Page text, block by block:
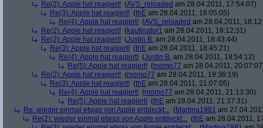
Re(2): Apple hat reagiert! (AVS_reloaded am 28.04.2011, 17:54:07)
Re(3): Apple hat reagiert! (thE am 28.04.2011, 18:05:05)
Re(4): Apple hat reagiert! (AVS_reloaded am 28.04.2011,
Re(2): Apple hat reagiert! (kaufinator1 am 28.04.2011, 18:12:31)
Re(2): Apple hat reagiert! (Justin B. am 28.04.2011, 18:43:44)
Re(3): Apple hat reagiert! (thE am 28.04.2011, 18:45:21)
Re(4): Apple hat reagiert! (Justin B. am 28.04.2011, 18:54:12)
Re(5): Apple hat reagiert! (momo77 am 28.04.2011,
Re(2): Apple hat reagiert! (momo77 am 28.04.2011, 19:36:19)
Re(3): Apple hat reagiert! (thE am 28.04.2011, 21:07:05)
Re(4): Apple hat reagiert! (momo77 am 28.04.2011, 21:13:30)
Re(5): Apple hat reagiert! (thE am 28.04.2011, 21:37:31)
Re: wieder einmal etwas von Apple entdeckt... (Martina1981 am
Re(2): wieder einmal etwas von Apple entdeckt... (thE am 28.04.2011,